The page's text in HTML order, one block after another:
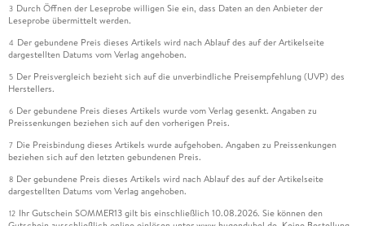
3 Durch Öffnen der Leseprobe willigen Sie ein, dass Daten an den Anbieter der
Leseprobe übermittelt werden.
4 Der gebundene Preis dieses Artikels wird nach Ablauf des auf der Artikelseite
dargestellten Datums vom Verlag angehoben.
5 Der Preisvergleich bezieht sich auf die unverbindliche Preisempfehlung (UVP) des
Herstellers.
6 Der gebundene Preis dieses Artikels wurde vom Verlag gesenkt. Angaben zu
Preissenkungen beziehen sich auf den vorherigen Preis.
7 Die Preisbindung dieses Artikels wurde aufgehoben. Angaben zu Preissenkungen
beziehen sich auf den letzten gebundenen Preis.
8 Der gebundene Preis dieses Artikels wird nach Ablauf des auf der Artikelseite
dargestellten Datums vom Verlag angehoben.
12 Ihr Gutschein SOMMER13 gilt bis einschließlich 10.08.2026. Sie können den